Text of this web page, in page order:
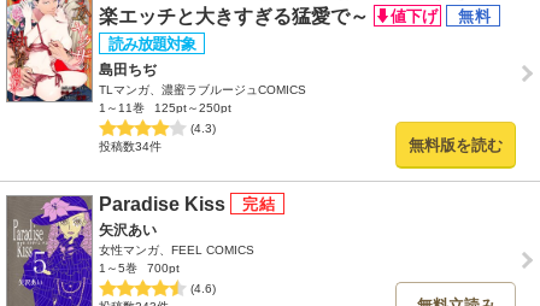
楽エッチと大きすぎる猛愛で～
島田ちぢ
TLマンガ、濃蜜ラブルージュCOMICS
1～11巻
125pt～250pt
(4.3)
投稿数34件
無料版を読む
Paradise Kiss
矢沢あい
女性マンガ、FEEL COMICS
1～5巻
700pt
(4.6)